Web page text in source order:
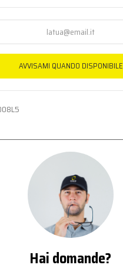
AVVISAMI QUANDO DISPONIBILE
Hai domande?